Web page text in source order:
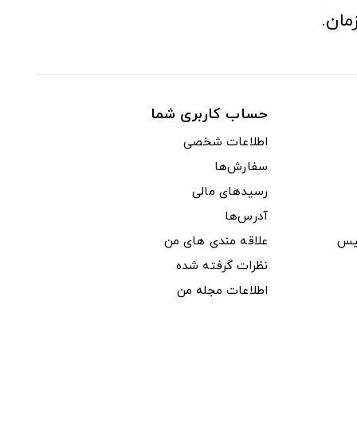
حساب کاربری شما
اطلاعات شخصی
سفارش‌ها
رسیدهای مالی
آدرس‌ها
علاقه مندی های من
نظرات گرفته شده
اطلاعات مجله من